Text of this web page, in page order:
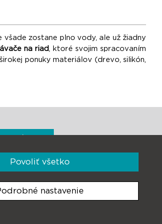
všade zostane plno vody, ale už žiadny
na riad, ktoré svojim spracovaním
ponuky materiálov (drevo, silikón,
Povoliť všetko
nastavenie